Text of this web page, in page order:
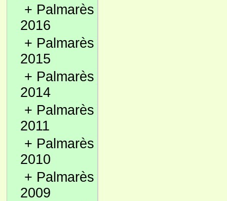
+ Palmarès
2016
+ Palmarès
2015
+ Palmarès
2014
+ Palmarès
2011
+ Palmarès
2010
+ Palmarès
2009